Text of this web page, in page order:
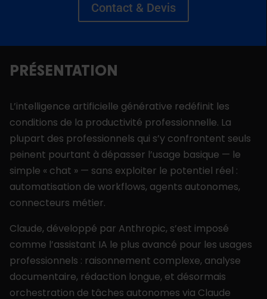
PRÉSENTATION
L’intelligence artificielle générative redéfinit les
conditions de la productivité professionnelle. La
plupart des professionnels qui s’y confrontent seuls
peinent pourtant à dépasser l’usage basique — le
simple « chat » — sans exploiter le potentiel réel :
automatisation de workflows, agents autonomes,
connecteurs métier.
Claude, développé par Anthropic, s’est imposé
comme l’assistant IA le plus avancé pour les usages
professionnels : raisonnement complexe, analyse
documentaire, rédaction longue, et désormais
orchestration de tâches autonomes via Claude
Contact & Devis